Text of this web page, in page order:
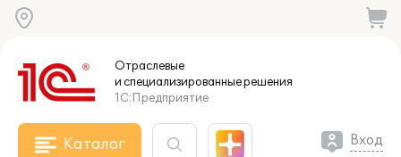
Отраслевые
и специализированныерешения
1С:Предприятие
Каталог Вход